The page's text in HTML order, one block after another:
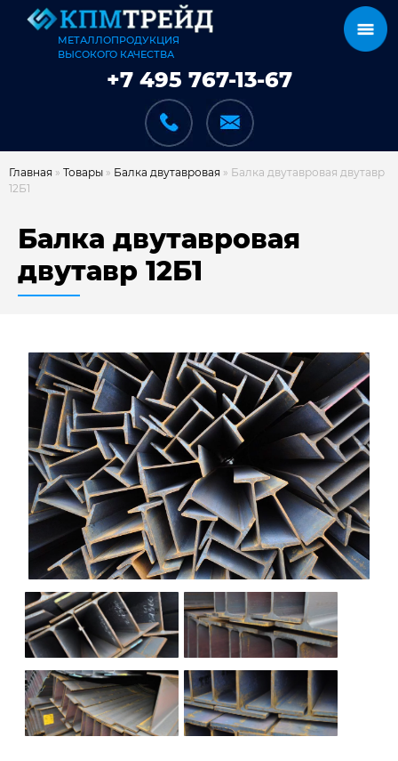
МЕТАЛЛОПРОДУКЦИЯ
ВЫСОКОГО КАЧЕСТВА
+7 495 767-13-67
КАК МЫ РАБОТАЕМ
ДОСТАВКА И ОПЛАТА
НАШИ ОБЪЕКТЫ
ОТЗЫВЫ
О НАС
БЛОГ
КОНТАКТЫ
Главная » Товары » Балка двутавровая » Балка двутавровая двутавр
12Б1
Балка двутавровая
двутавр 12Б1